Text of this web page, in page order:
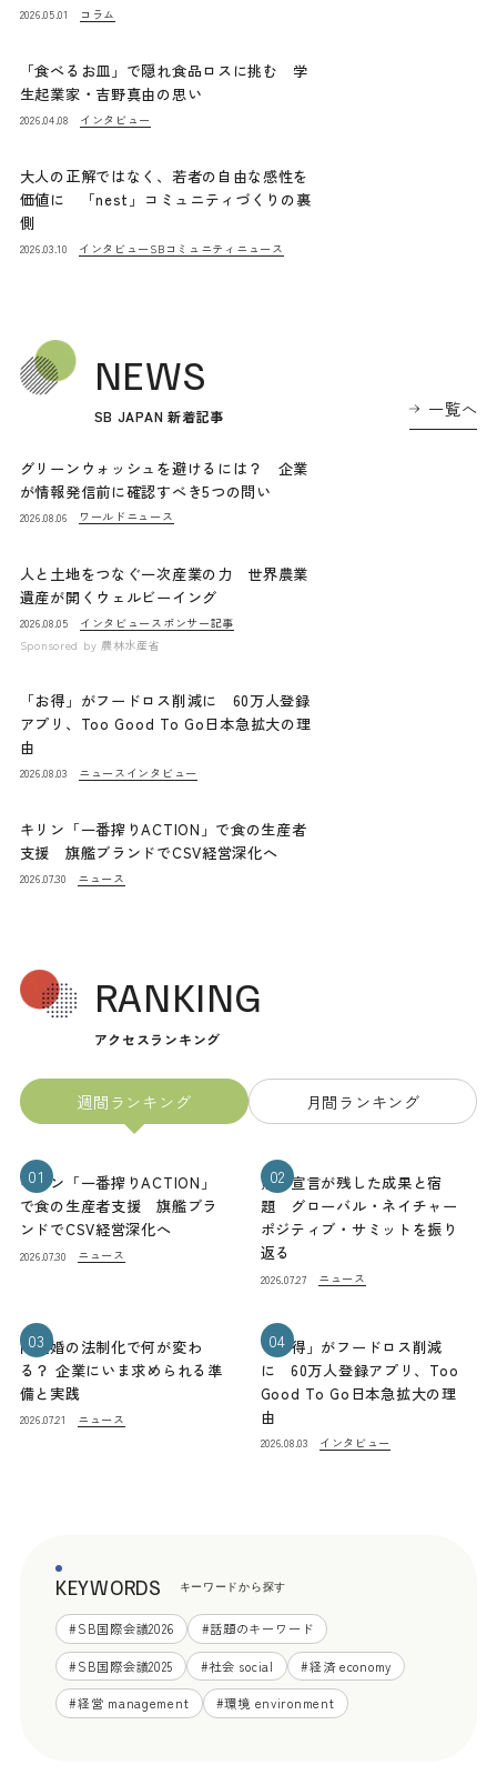
2026.05.01 コラム
「食べるお皿」で隠れ食品ロスに挑む 学
生起業家・吉野真由の思い
2026.04.08 インタビュー
大人の正解ではなく、若者の自由な感性を
価値に 「nest」コミュニティづくりの裏
側
2026.03.10 インタビュー SBコミュニティニュース
NEWS
SB JAPAN 新着記事 一覧へ
グリーンウォッシュを避けるには？ 企業
が情報発信前に確認すべき5つの問い
2026.08.06 ワールドニュース
人と土地をつなぐ一次産業の力 世界農業
遺産が開くウェルビーイング
2026.08.05 インタビュー スポンサー記事
Sponsored by 農林水産省
「お得」がフードロス削減に 60万人登録
アプリ、Too Good To Go日本急拡大の理
由
2026.08.03 ニュース インタビュー
キリン「一番搾りACTION」で食の生産者
支援 旗艦ブランドでCSV経営深化へ
2026.07.30 ニュース
RANKING
アクセスランキング
週間ランキング 月間ランキング
01
キリン「一番搾りACTION」
で食の生産者支援 旗艦ブラ
ンドでCSV経営深化へ
2026.07.30 ニュース
02
熊本宣言が残した成果と宿
題 グローバル・ネイチャー
ポジティブ・サミットを振り
返る
2026.07.27 ニュース
03
同性婚の法制化で何が変わ
る？ 企業にいま求められる準
備と実践
2026.07.21 ニュース
04
「お得」がフードロス削減
に 60万人登録アプリ、Too
Good To Go日本急拡大の理
由
2026.08.03 インタビュー
KEYWORDS キーワードから探す
#SB国際会議2026 #話題のキーワード
#SB国際会議2025 #社会 social #経済 economy
#経営 management #環境 environment